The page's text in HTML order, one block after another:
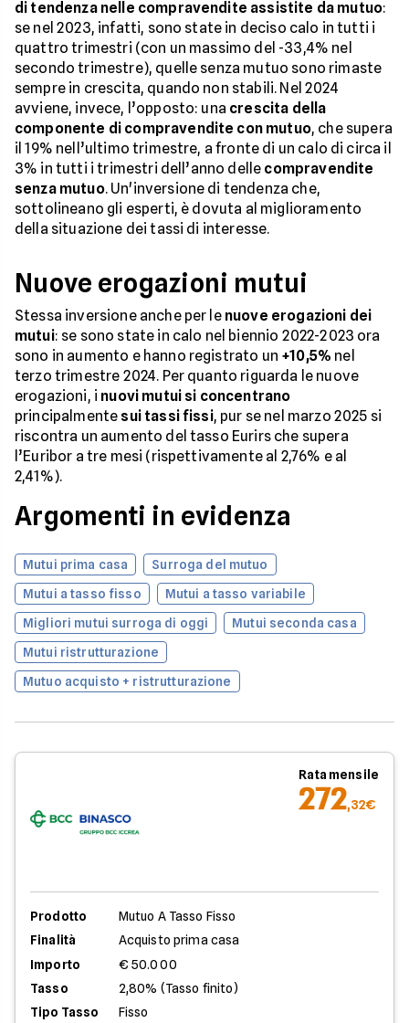
di tendenza nelle compravendite assistite da mutuo:
se nel 2023, infatti, sono state in deciso calo in tutti i
quattro trimestri (con un massimo del -33,4% nel
secondo trimestre), quelle senza mutuo sono rimaste
sempre in crescita, quando non stabili. Nel 2024
avviene, invece, l’opposto: una crescita della
componente di compravendite con mutuo, che supera
il 19% nell’ultimo trimestre, a fronte di un calo di circa il
3% in tutti i trimestri dell’anno delle compravendite
senza mutuo. Un'inversione di tendenza che,
sottolineano gli esperti, è dovuta al miglioramento
della situazione dei tassi di interesse.
Nuove erogazioni mutui
Stessa inversione anche per le nuove erogazioni dei
mutui: se sono state in calo nel biennio 2022-2023 ora
sono in aumento e hanno registrato un +10,5% nel
terzo trimestre 2024. Per quanto riguarda le nuove
erogazioni, i nuovi mutui si concentrano
principalmente sui tassi fissi, pur se nel marzo 2025 si
riscontra un aumento del tasso Eurirs che supera
l’Euribor a tre mesi (rispettivamente al 2,76% e al
2,41%).
Argomenti in evidenza
Mutui prima casa
Surroga del mutuo
Mutui a tasso fisso
Mutui a tasso variabile
Migliori mutui surroga di oggi
Mutui seconda casa
Mutui ristrutturazione
Mutuo acquisto + ristrutturazione
Rata mensile
272,32€
Prodotto
Mutuo A Tasso Fisso
Finalità
Acquisto prima casa
Importo
€ 50.000
Tasso
2,80% (Tasso finito)
Tipo Tasso
Fisso